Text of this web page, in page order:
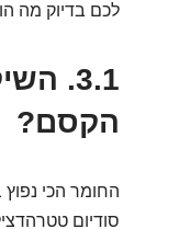
לכם בדיוק מה
3.1.
הקסם?
החומר הכי
סודיום